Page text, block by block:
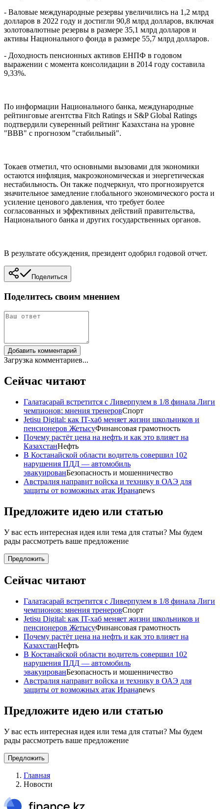
- Валовые международные резервы увеличились на 1,2 млрд
долларов в 2022 году и достигли 90,8 млрд долларов, включая
золотовалютные резервы в размере 35,1 млрд долларов и
активы Национального фонда в размере 55,7 млрд долларов.
- Доходность пенсионных активов ЕНПФ в годовом
выражении с момента консолидации в 2014 году составила
9,33%.
По информации Национального банка, международные
рейтинговые агентства Fitch Ratings и S&P Global Ratings
подтвердили суверенный рейтинг Казахстана на уровне
"ВВВ" с прогнозом "стабильный".
Токаев отметил, что основными вызовами для экономики
остаются инфляция, макроэкономическая и энергетическая
нестабильность. Он также подчеркнул, что прогнозируется
значительное замедление глобального экономического роста и
усиление ценового давления, что требует более
согласованных и эффективных действий правительства,
Национального банка и других государственных органов.
В результате обсуждения, президент одобрил годовой отчет.
Поделиться
Поделитесь своим мнением
Добавить комментарий
Загрузка комментариев...
Сейчас читают
Галатасарай встретится с Ливерпулем в 1/8 финала Лиги
чемпионов: мнения тренеровСпорт
Jetisu Digital: как IT-хаб меняет жизни школьников и
пенсионеров ЖетысуФинансовая грамотность
Почему растёт цена на нефть и как это влияет на
КазахстанНефть
В Костанайской области водитель совершил 102
нарушения ПДД — автомобиль
эвакуированБезопасность и мошенничество
Австралия направит войска и технику в ОАЭ для
защиты от возможных атак Иранаnews
Предложите идею или статью
У вас есть интересная идея или тема для статьи? Мы будем
рады рассмотреть ваше предложение
Предложить
Сейчас читают
Галатасарай встретится с Ливерпулем в 1/8 финала Лиги
чемпионов: мнения тренеровСпорт
Jetisu Digital: как IT-хаб меняет жизни школьников и
пенсионеров ЖетысуФинансовая грамотность
Почему растёт цена на нефть и как это влияет на
КазахстанНефть
В Костанайской области водитель совершил 102
нарушения ПДД — автомобиль
эвакуированБезопасность и мошенничество
Австралия направит войска и технику в ОАЭ для
защиты от возможных атак Иранаnews
Предложите идею или статью
У вас есть интересная идея или тема для статьи? Мы будем
рады рассмотреть ваше предложение
Предложить
Главная
Новости